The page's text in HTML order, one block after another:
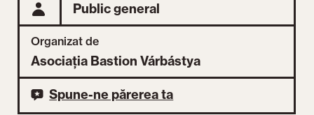
Public general
Organizat de
Asociația Bastion Várbástya
Spune-ne părerea ta